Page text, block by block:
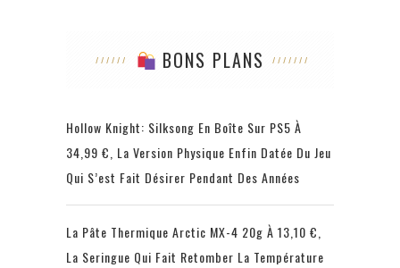
BONS PLANS
Hollow Knight: Silksong En Boîte Sur PS5 À
34,99 €, La Version Physique Enfin Datée Du Jeu
Qui S’est Fait Désirer Pendant Des Années
La Pâte Thermique Arctic MX-4 20g À 13,10 €,
La Seringue Qui Fait Retomber La Température